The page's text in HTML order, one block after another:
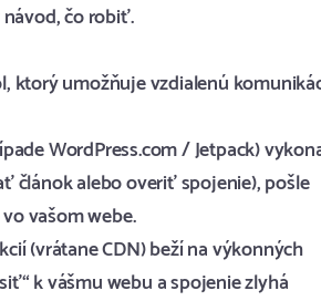
čo robiť.
ktorý umožňuje vzdialenú
WordPress.com / Jetpack)
článok alebo overiť spojenie), pošle
vašom webe.
(vrátane CDN) beží na výkonných
k vášmu webu a spojenie zlyhá